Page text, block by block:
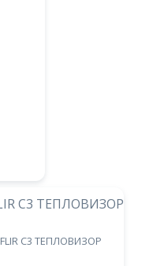
FLIR C3 ТЕПЛОВИЗОР